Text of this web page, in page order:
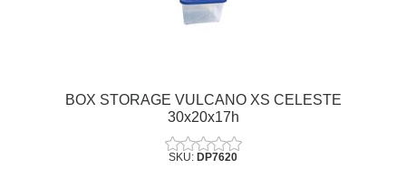
BOX STORAGE VULCANO XS CELESTE
30x20x17h
SKU: DP7620